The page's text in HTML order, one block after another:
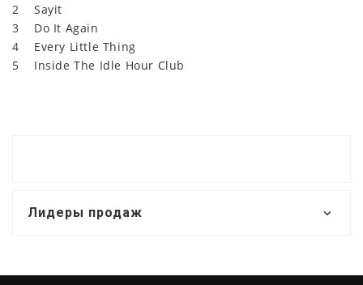
2 Sayit
3 Do It Again
4 Every Little Thing
5 Inside The Idle Hour Club
Лидеры продаж